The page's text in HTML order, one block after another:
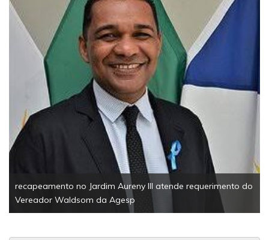
recapeamento no Jardim Aureny III atende requerimento do
Vereador Waldsom da Agesp